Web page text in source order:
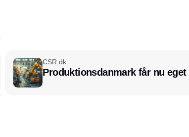
CSR.dk
Produktionsdanmark får nu eget